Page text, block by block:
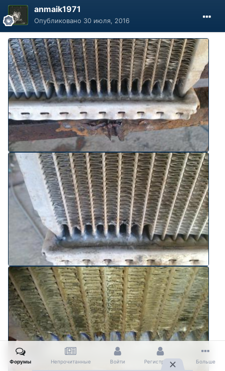
anmaik1971
Опубликовано 30 июля, 2016
Форумы Непрочитанные Войти Регистрация Больше